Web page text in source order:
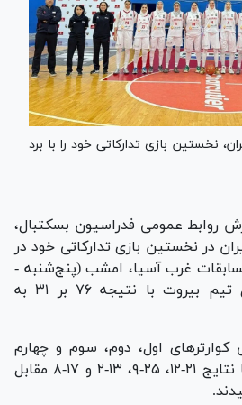
نخستین بازی تدارکاتی خود را با برد
روابط عمومی فدراسیون بسکتبال،
در نخستین بازی تدارکاتی خود در
غرب آسیا، امشب (پنج‌شنبه -
۲۱ فروردین ۱۴۰۴) مقابل تیم بیروت با نتیجه ۷۶ بر ۳۱ به
کوارتر‌های اول، دوم، سوم و چهارم
این دیدار را به ترتیب با نتایج ۲۱-۱۲، ۲۵-۹، ۱۳-۲ و ۱۷-۸ مقابل